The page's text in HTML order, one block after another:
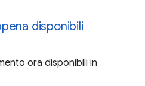
disponibili
ora disponibili in